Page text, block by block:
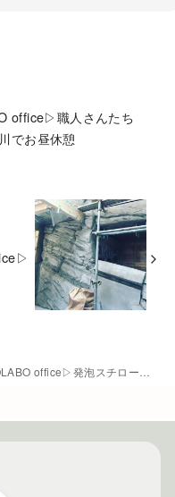
office▷職人さんたち
でお昼休憩
office▷発泡スチロールで着々と作業！！